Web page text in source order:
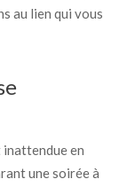
au lien qui vous
en
une soirée à